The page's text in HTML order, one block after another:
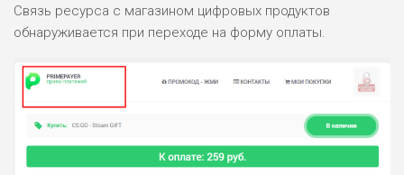
ВСЕМ
РИСКИ: НИЗКИЕ
БЮДЖЕТ: ВЫСОКИЙ
М СТАВОК
0
Связь ресурса с магазином цифровых продуктов
обнаруживается при переходе на форму оплаты.